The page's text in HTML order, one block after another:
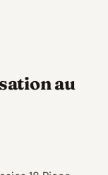
au